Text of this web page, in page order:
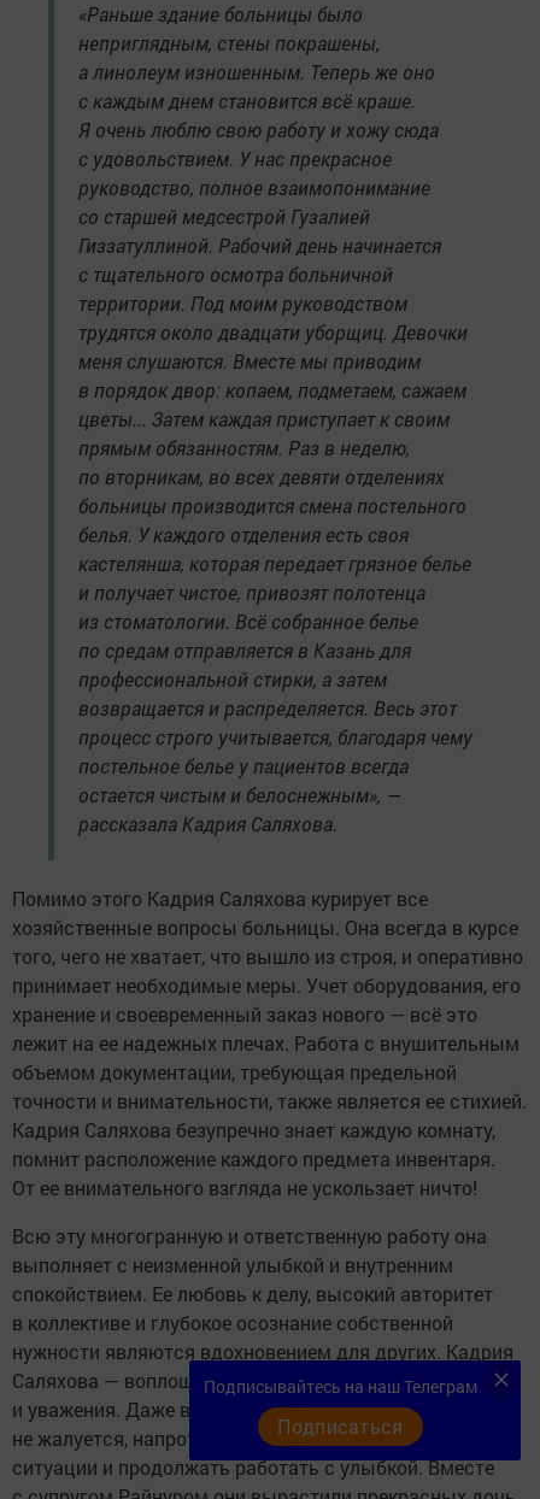
«Раньше здание больницы было
неприглядным, стены покрашены,
а линолеум изношенным. Теперь же оно
с каждым днем становится всё краше.
Я очень люблю свою работу и хожу сюда
с удовольствием. У нас прекрасное
руководство, полное взаимопонимание
со старшей медсестрой Гузалией
Гиззатуллиной. Рабочий день начинается
с тщательного осмотра больничной
территории. Под моим руководством
трудятся около двадцати уборщиц. Девочки
меня слушаются. Вместе мы приводим
в порядок двор: копаем, подметаем, сажаем
цветы... Затем каждая приступает к своим
прямым обязанностям. Раз в неделю,
по вторникам, во всех девяти отделениях
больницы производится смена постельного
белья. У каждого отделения есть своя
кастелянша, которая передает грязное белье
и получает чистое, привозят полотенца
из стоматологии. Всё собранное белье
по средам отправляется в Казань для
профессиональной стирки, а затем
возвращается и распределяется. Весь этот
процесс строго учитывается, благодаря чему
постельное белье у пациентов всегда
остается чистым и белоснежным», —
рассказала Кадрия Саляхова.
Помимо этого Кадрия Саляхова курирует все
хозяйственные вопросы больницы. Она всегда в курсе
того, чего не хватает, что вышло из строя, и оперативно
принимает необходимые меры. Учет оборудования, его
хранение и своевременный заказ нового — всё это
лежит на ее надежных плечах. Работа с внушительным
объемом документации, требующая предельной
точности и внимательности, также является ее стихией.
Кадрия Саляхова безупречно знает каждую комнату,
помнит расположение каждого предмета инвентаря.
От ее внимательного взгляда не ускользает ничто!
Всю эту многогранную и ответственную работу она
выполняет с неизменной улыбкой и внутренним
спокойствием. Ее любовь к делу, высокий авторитет
в коллективе и глубокое осознание собственной
нужности являются вдохновением для других. Кадрия
Саляхова — воплощение терпения, отзывчивости
и уважения. Даже в трудные моменты она никогда
не жалуется, напротив, умеет найти позитив в любой
ситуации и продолжать работать с улыбкой. Вместе
Подписывайтесь на наш Телеграм
Подписаться